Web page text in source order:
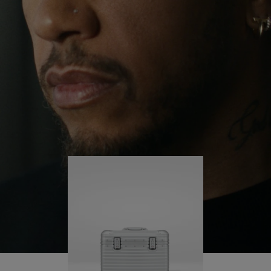
APPUYER
SUR
POUR
LA
LIRE
DÉSACTIVÉ.
VEUILLEZ
CLIQUER
POUR
RÉACTIVER
LE
SON
il continue de se lancer des défis et ainsi d'en
apprendre plus sur lui-même.
Sa valise RIMOWA Original Pilot l'accompagne à
chaque étape de son parcours et chacune de ses
marques raconte une histoire sur les lieux qu'il a